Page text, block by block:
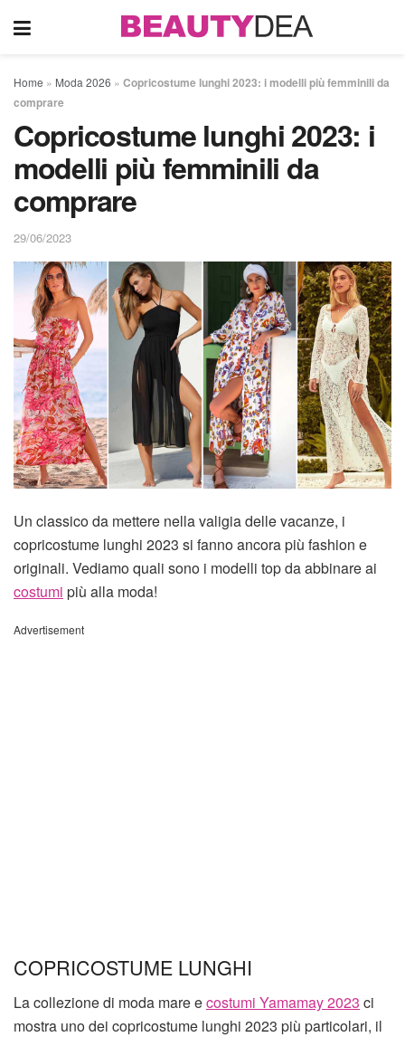
Home » Moda 2026 » Copricostume lunghi 2023: i modelli più femminili da
comprare
Copricostume lunghi 2023: i
modelli più femminili da
comprare
29/06/2023
Un classico da mettere nella valigia delle vacanze, i
copricostume lunghi 2023 si fanno ancora più fashion e
originali. Vediamo quali sono i modelli top da abbinare ai
costumi più alla moda!
Advertisement
COPRICOSTUME LUNGHI
La collezione di moda mare ecostumi Yamamay 2023 ci
mostra uno dei copricostume lunghi 2023 più particolari, il